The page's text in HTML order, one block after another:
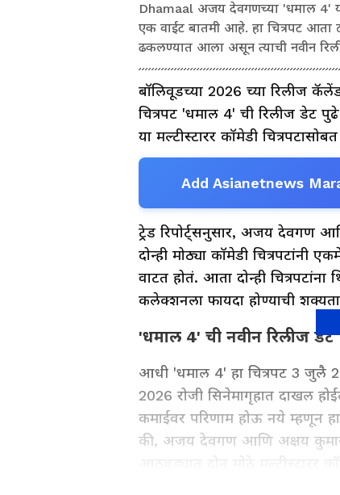
Dhamaal अजय देवगणच्या 'धमाल 4'
एक वाईट बातमी आहे. हा चित्रपट आता
ढकलण्यात आला असून त्याची नवीन
बॉलिवूडच्या 2026 च्या रिलीज
चित्रपट 'धमाल 4' ची रिलीज
या मल्टीस्टारर कॉमेडी
Add Asianetnews
ट्रेड रिपोर्ट्सनुसार, अजय देवगण
दोन्ही मोठ्या कॉमेडी चित्रपटांनी
वाटत होतं. आता दोन्ही
कलेक्शनला फायदा होण्याची
'धमाल 4' ची नवीन रिलीज डेट
आधी 'धमाल 4' हा चित्रपट 3 जुलै
2026 रोजी सिनेमागृहात दाखल
कमाईवर परिणाम होऊ नये म्हणून
की, अजय देवगण आणि अक्षय